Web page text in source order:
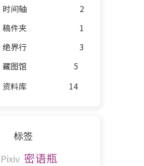
时间轴
2
稿件夹
1
绝界行
3
藏图馆
5
资料库
14
标签
Pixiv 密语瓶